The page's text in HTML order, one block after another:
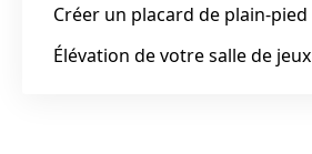
Créer un placard de plain-pied
Élévation de votre salle de jeux